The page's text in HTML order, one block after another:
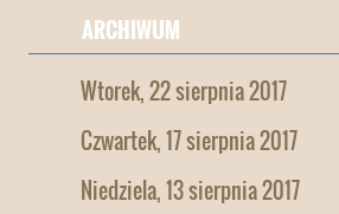
ARCHIWUM
Wtorek, 22 sierpnia 2017
Czwartek, 17 sierpnia 2017
Niedziela, 13 sierpnia 2017